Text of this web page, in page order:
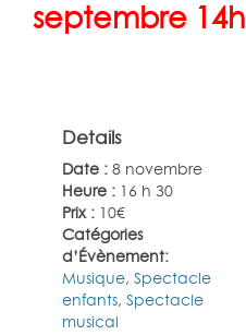
septembre 14h
Details
Date : 8 novembre
Heure : 16 h 30
Prix : 10€
Catégories
d’Évènement:
Musique, Spectacle
enfants, Spectacle
musical